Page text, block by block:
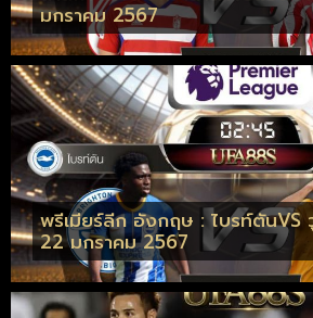
มกราคม 2567
พรีเมียร์ลีก อังกฤษ : ไบรท์ตัน
22 มกราคม 2567